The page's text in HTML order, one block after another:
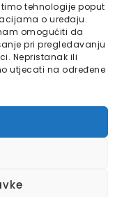
tehnologije poput
o uređaju.
omogućiti da
pri pregledavanju
Nepristanak ili
utjecati na određene
koristi